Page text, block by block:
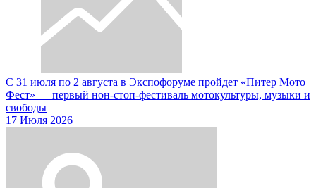
С 31 июля по 2 августа в Экспофоруме пройдет «Питер Мото
Фест» — первый нон-стоп-фестиваль мотокультуры, музыки и
свободы
17 Июля 2026